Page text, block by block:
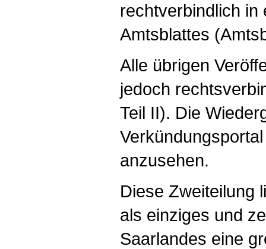
rechtverbindlich in
Amtsblattes
Alle übrigen
jedoch
Teil II). Die
anzusehen.
Diese Zweiteilung
als einziges und
Saarlandes eine